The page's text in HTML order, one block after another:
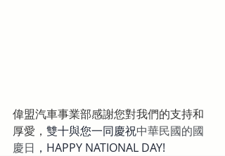
偉盟汽車事業部感謝您對我們的支持和
厚愛， 雙十與您一同慶祝中華民國的國
慶日 ，HAPPY NATIONAL DAY!